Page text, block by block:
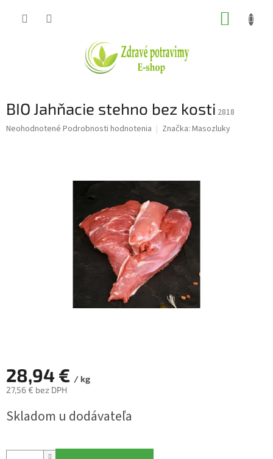
BIO Jahňacie stehno bez kosti 2818
Priemerné
Neohodnotené Podrobnosti hodnotenia Značka: Masozluky
28,94 € / kg
27,56 € bez DPH
cena:
Skladom u dodávateľa